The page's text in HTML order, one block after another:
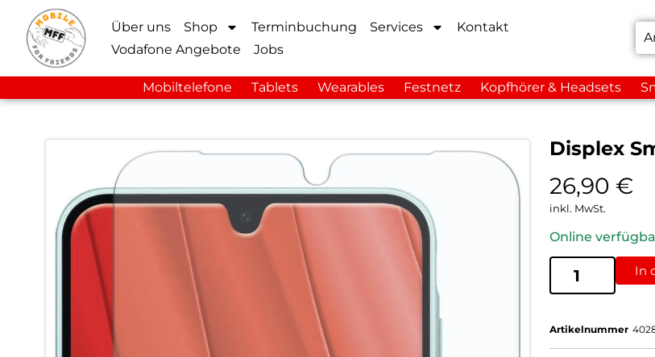
Über uns Shop Terminbuchung Services
Kontakt
Vodafone Angebote
Jobs
Mobiltelefone Tablets Wearables Festnetz Kopfhörer & Headsets
Displex
26,90 €
inkl. MwSt.
Online
In
Artikelnummer